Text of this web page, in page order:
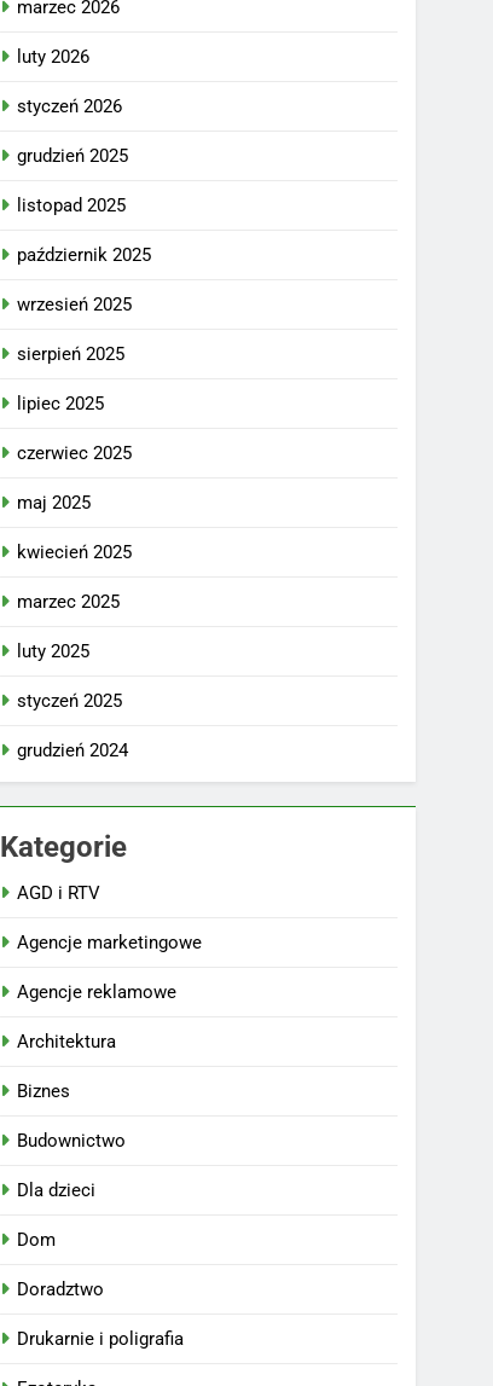
marzec 2026
luty 2026
styczeń 2026
grudzień 2025
listopad 2025
październik 2025
wrzesień 2025
sierpień 2025
lipiec 2025
czerwiec 2025
maj 2025
kwiecień 2025
marzec 2025
luty 2025
styczeń 2025
grudzień 2024
Kategorie
AGD i RTV
Agencje marketingowe
Agencje reklamowe
Architektura
Biznes
Budownictwo
Dla dzieci
Dom
Doradztwo
Drukarnie i poligrafia